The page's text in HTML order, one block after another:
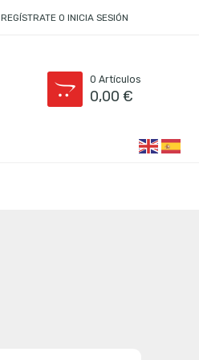
REGÍSTRATE O INICIA SESIÓN
0 Artículos
0,00€